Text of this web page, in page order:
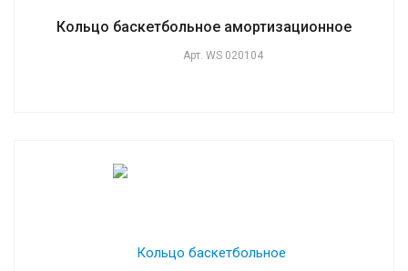
Кольцо баскетбольное амортизационное
Арт. WS 020104